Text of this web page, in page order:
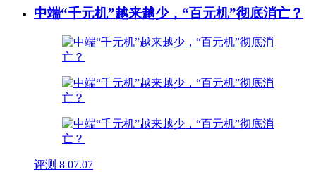
中端“千元机”越来越少，“百元机”彻底消亡？
评测 8 07.07